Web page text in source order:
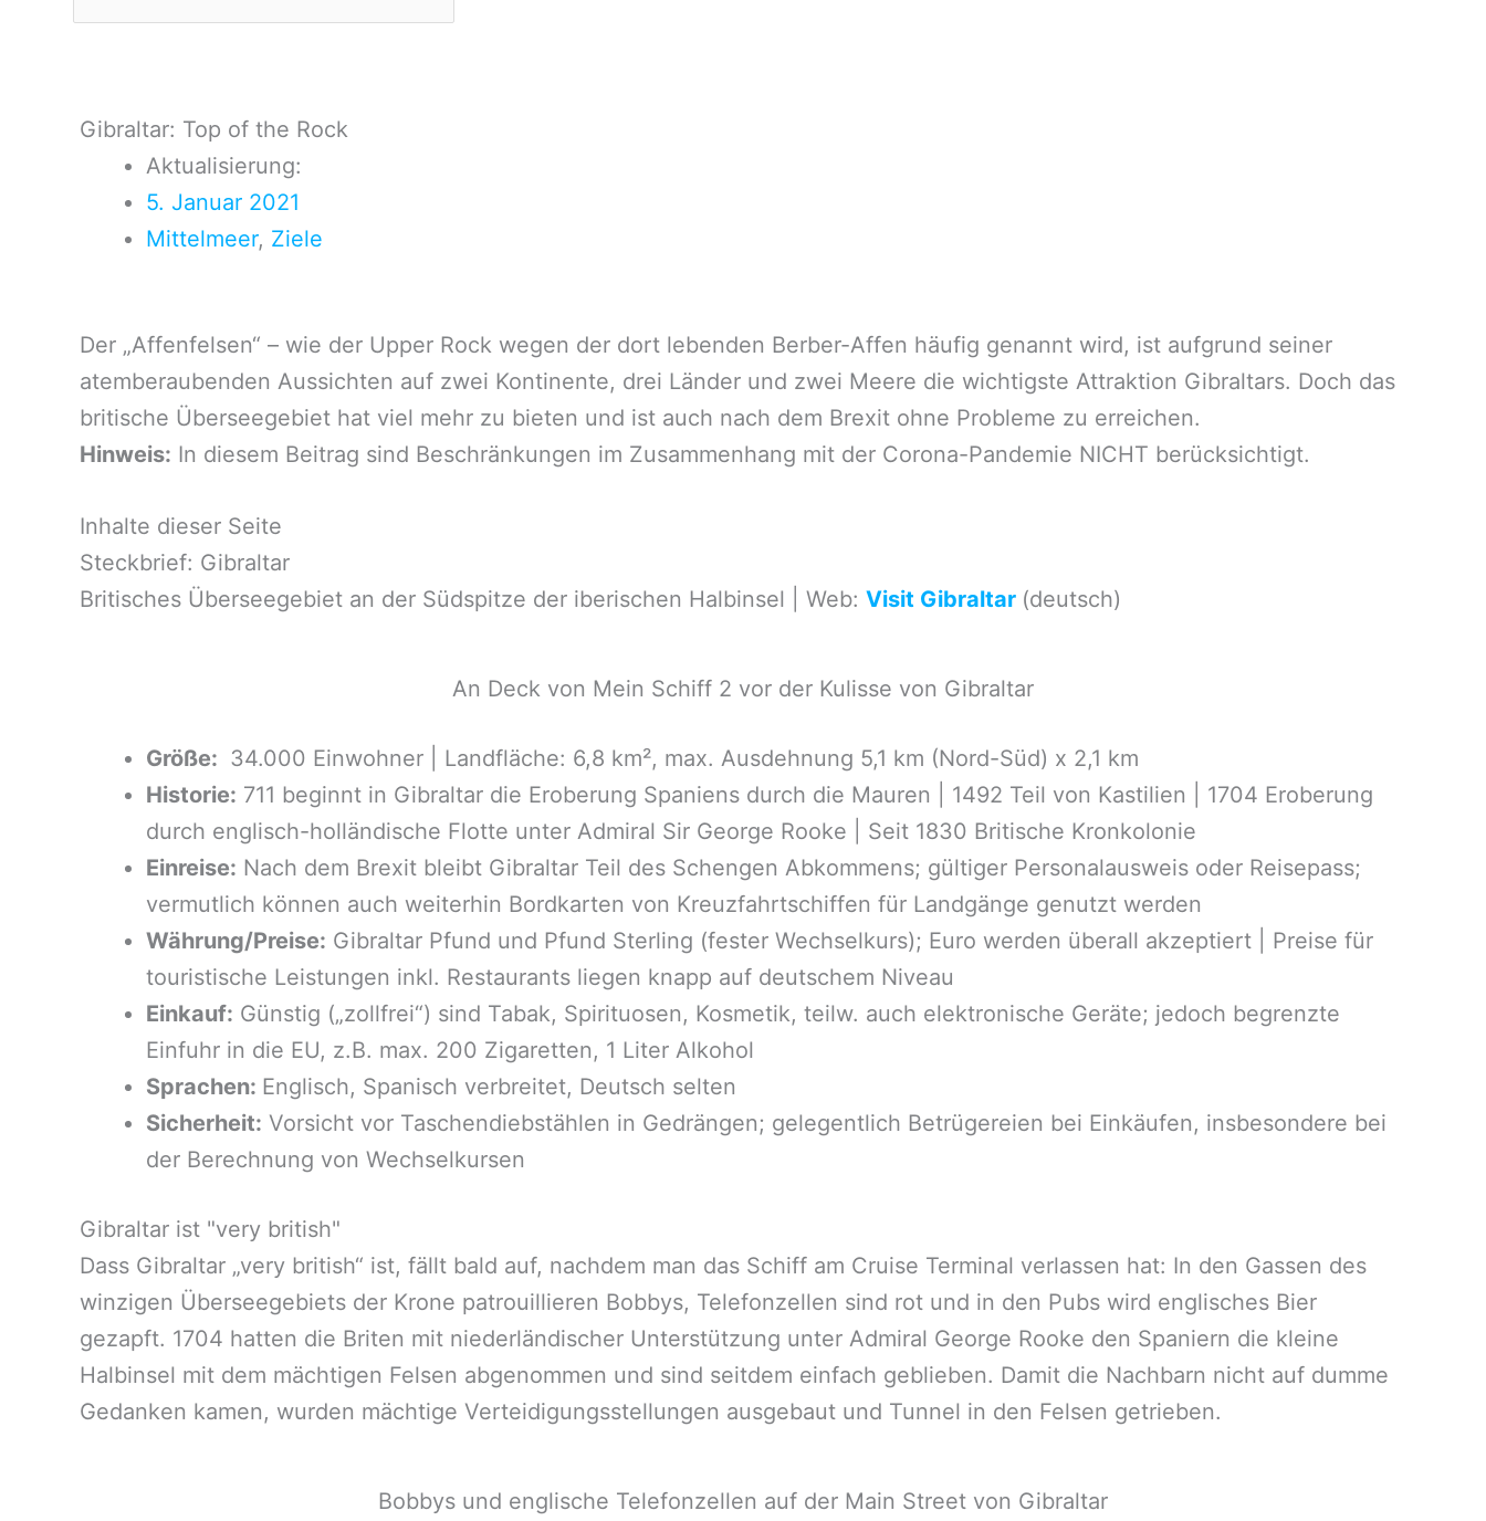
Gibraltar: Top of the Rock
Aktualisierung:
5. Januar 2021
Mittelmeer, Ziele
Der „Affenfelsen“ – wie der Upper Rock wegen der dort lebenden Berber-Affen häufig genannt wird, ist aufgrund seiner
atemberaubenden Aussichten auf zwei Kontinente, drei Länder und zwei Meere die wichtigste Attraktion Gibraltars. Doch das
britische Überseegebiet hat viel mehr zu bieten und ist auch nach dem Brexit ohne Probleme zu erreichen.
Hinweis: In diesem Beitrag sind Beschränkungen im Zusammenhang mit der Corona-Pandemie NICHT berücksichtigt.
Inhalte dieser Seite
Steckbrief: Gibraltar
Britisches Überseegebiet an der Südspitze der iberischen Halbinsel | Web: Visit Gibraltar (deutsch)
An Deck von Mein Schiff 2 vor der Kulisse von Gibraltar
Größe: 34.000 Einwohner | Landfläche: 6,8 km², max. Ausdehnung 5,1 km (Nord-Süd) x 2,1 km
Historie: 711 beginnt in Gibraltar die Eroberung Spaniens durch die Mauren | 1492 Teil von Kastilien | 1704 Eroberung
durch englisch-holländische Flotte unter Admiral Sir George Rooke | Seit 1830 Britische Kronkolonie
Einreise: Nach dem Brexit bleibt Gibraltar Teil des Schengen Abkommens; gültiger Personalausweis oder Reisepass;
vermutlich können auch weiterhin Bordkarten von Kreuzfahrtschiffen für Landgänge genutzt werden
Währung/Preise: Gibraltar Pfund und Pfund Sterling (fester Wechselkurs); Euro werden überall akzeptiert | Preise für
touristische Leistungen inkl. Restaurants liegen knapp auf deutschem Niveau
Einkauf: Günstig („zollfrei“) sind Tabak, Spirituosen, Kosmetik, teilw. auch elektronische Geräte; jedoch begrenzte
Einfuhr in die EU, z.B. max. 200 Zigaretten, 1 Liter Alkohol
Sprachen: Englisch, Spanisch verbreitet, Deutsch selten
Sicherheit: Vorsicht vor Taschendiebstählen in Gedrängen; gelegentlich Betrügereien bei Einkäufen, insbesondere bei
der Berechnung von Wechselkursen
Gibraltar ist "very british"
Dass Gibraltar „very british“ ist, fällt bald auf, nachdem man das Schiff am Cruise Terminal verlassen hat: In den Gassen des
winzigen Überseegebiets der Krone pa­t­rouil­lie­ren Bobbys, Telefonzellen sind rot und in den Pubs wird englisches Bier
gezapft. 1704 hatten die Briten mit niederländischer Unterstützung unter Admiral George Rooke den Spaniern die kleine
Halbinsel mit dem mächtigen Felsen abgenommen und sind seitdem einfach geblieben. Damit die Nachbarn nicht auf dumme
Gedanken kamen, wurden mächtige Verteidigungsstellungen ausgebaut und Tunnel in den Felsen getrieben.
Bobbys und englische Telefonzellen auf der Main Street von Gibraltar